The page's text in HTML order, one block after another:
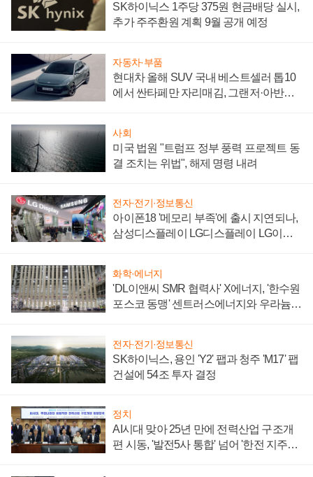
SK하이닉스 1주당 375원 현금배당 실시,
추가 주주환원 계획 9월 공개 예정
자동차·부품
현대차 올해 SUV 국내 베스트셀러 톱10
에서 싼타페만 자리매김, 그랜저·아반떼
사회
미국 법원 "트럼프 정부 풍력 프로젝트 동
결 조치는 위법", 해제 명령 내려
전자·전기·정보통신
아이폰18 '메모리 부족'에 출시 지연되나,
삼성디스플레이 LG디스플레이 LG이노
화학·에너지
'DL이앤씨 SMR 협력사' X에너지, '한수원
포스코 동맹' 센트러스에너지와 우라늄
전자·전기·정보통신
SK하이닉스, 용인 'Y2' 팹과 청주 'M17' 팹
건설에 54조 투자 결정
정치
AI시대 맞아 25년 만에 전력산업 구조개
편 시동, '발전5사 통합' 넘어 '한전 지주사'